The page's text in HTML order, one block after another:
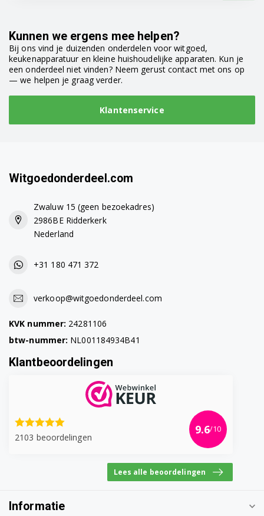
Kunnen we ergens mee helpen?
Bij ons vind je duizenden onderdelen voor witgoed,
keukenapparatuur en kleine huishoudelijke apparaten. Kun je
een onderdeel niet vinden? Neem gerust contact met ons op
— we helpen je graag verder.
Klantenservice
Witgoedonderdeel.com
Zwaluw 15 (geen bezoekadres)
2986BE Ridderkerk
Nederland
+31 180 471 372
verkoop@witgoedonderdeel.com
KVK nummer: 24281106
btw-nummer: NL001184934B41
Klantbeoordelingen
2103 beoordelingen
9.6/10
Lees alle beoordelingen
Informatie